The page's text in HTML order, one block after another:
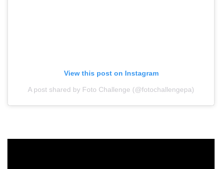
View this post on Instagram
A post shared by Foto Challenge (@fotochallengepa)